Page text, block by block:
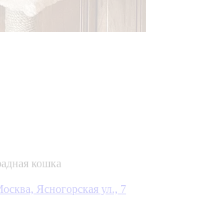
кошка
Ясногорская ул., 7